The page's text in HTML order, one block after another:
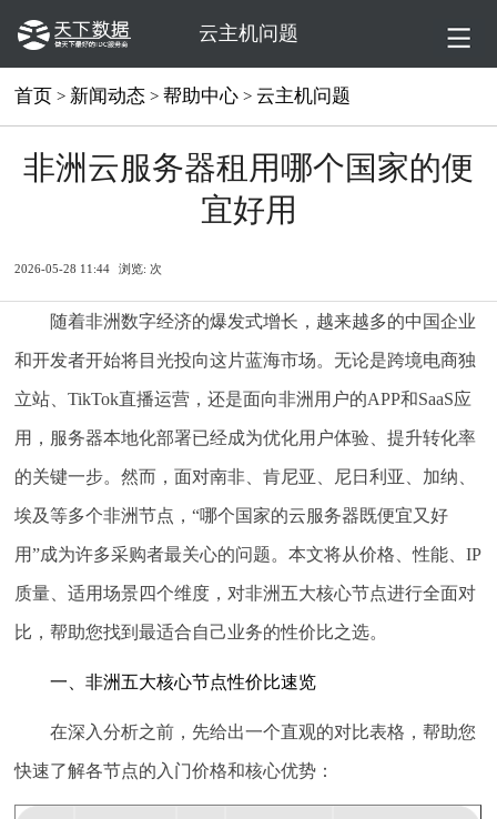
云主机问题
首页 > 新闻动态 >帮助中心 > 云主机问题
非洲云服务器租用哪个国家的便
宜好用
2026-05-28 11:44 浏览: 次
随着非洲数字经济的爆发式增长，越来越多的中国企业
和开发者开始将目光投向这片蓝海市场。无论是跨境电商独
立站、TikTok直播运营，还是面向非洲用户的APP和SaaS应
用，服务器本地化部署已经成为优化用户体验、提升转化率
的关键一步。然而，面对南非、肯尼亚、尼日利亚、加纳、
埃及等多个非洲节点，“哪个国家的云服务器既便宜又好
用”成为许多采购者最关心的问题。本文将从价格、性能、IP
质量、适用场景四个维度，对非洲五大核心节点进行全面对
比，帮助您找到最适合自己业务的性价比之选。
一、非洲五大核心节点性价比速览
在深入分析之前，先给出一个直观的对比表格，帮助您
快速了解各节点的入门价格和核心优势：